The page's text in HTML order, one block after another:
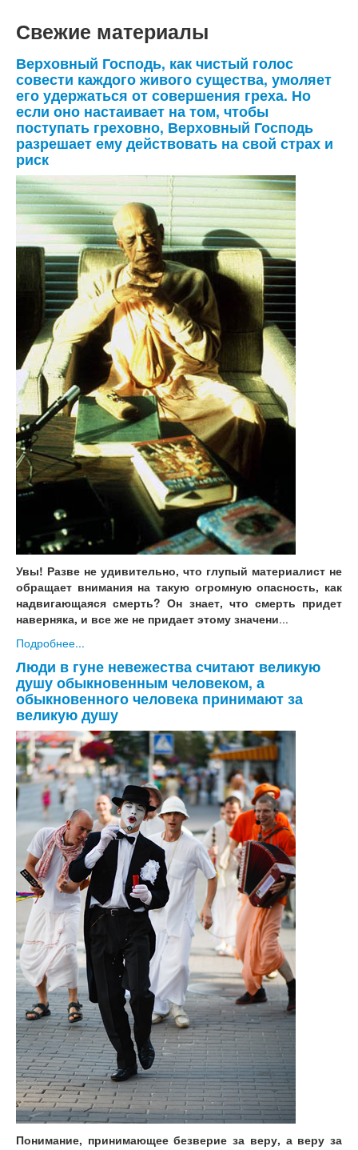
Свежие материалы
Верховный Господь, как чистый голос
совести каждого живого существа, умоляет
его удержаться от совершения греха. Но
если оно настаивает на том, чтобы
поступать греховно, Верховный Господь
разрешает ему действовать на свой страх и
риск
Увы! Разве не удивительно, что глупый материалист не
обращает внимания на такую огромную опасность, как
надвигающаяся смерть? Он знает, что смерть придет
наверняка, и все же не придает этому значени...
Подробнее...
Люди в гуне невежества считают великую
душу обыкновенным человеком, а
обыкновенного человека принимают за
великую душу
Понимание, принимающее безверие за веру, а веру за